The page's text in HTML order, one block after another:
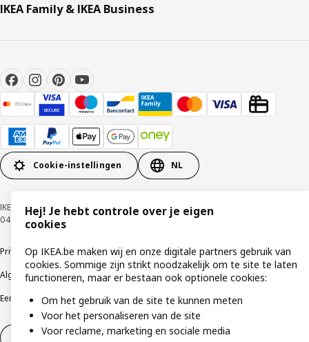
IKEA Family & IKEA Business
Cookie-instellingen NL
IKEA BELGIUM NV, Weiveldlaan 19, 1930 Zaventem, KBO nummer
0425.258.688 © Inter IKEA Systems B.V. 1999-2026
PrivacybeleidCookiebeleidGebruiksvoorwaarden
Algemene contractvoorwaardenResponsible Disclosure Program
Een etische bezorgdheid uitenKlachten
Herroeping van contract
Hej! Je hebt controle over je eigen
cookies
Op IKEA.be maken wij en onze digitale partners gebruik van
cookies. Sommige zijn strikt noodzakelijk om te site te laten
functioneren, maar er bestaan ook optionele cookies:
Om het gebruik van de site te kunnen meten
Voor het personaliseren van de site
Voor reclame, marketing en sociale media